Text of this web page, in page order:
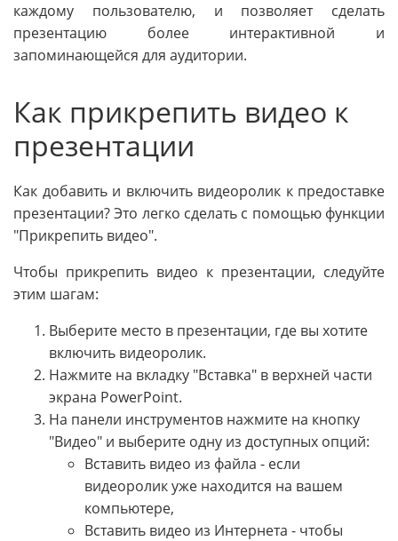
каждому пользователю, и позволяет сделать
презентацию более интерактивной и
запоминающейся для аудитории.
Как прикрепить видео к
презентации
Как добавить и включить видеоролик к предоставке
презентации? Это легко сделать с помощью функции
"Прикрепить видео".
Чтобы прикрепить видео к презентации, следуйте
этим шагам:
Выберите место в презентации, где вы хотите
включить видеоролик.
Нажмите на вкладку "Вставка" в верхней части
экрана PowerPoint.
На панели инструментов нажмите на кнопку
"Видео" и выберите одну из доступных опций:
Вставить видео из файла - если
видеоролик уже находится на вашем
компьютере,
Вставить видео из Интернета - чтобы